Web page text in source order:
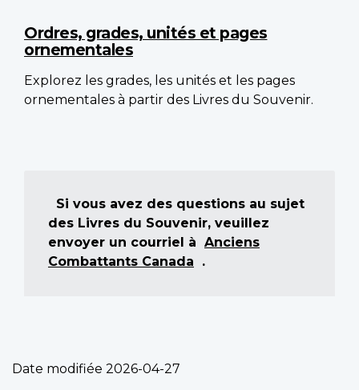
Ordres, grades, unités et pages
ornementales
Explorez les grades, les unités et les pages
ornementales à partir des Livres du Souvenir.
Si vous avez des questions au sujet
des Livres du Souvenir, veuillez
envoyer un courriel à Anciens
Combattants Canada
.
Date modifiée 2026-04-27